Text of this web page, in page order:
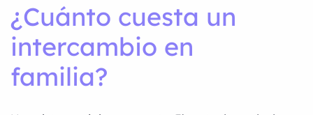
¿Cuánto cuesta un
intercambio en
familia?